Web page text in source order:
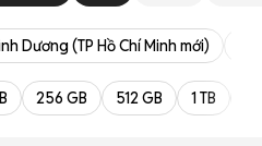
Dương (TP Hồ Chí Minh mới)
256 GB 512 GB 1 TB